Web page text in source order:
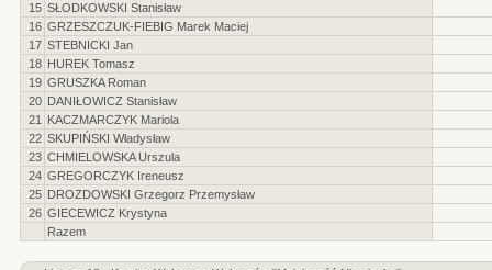
15 SŁODKOWSKI Stanisław
16 GRZESZCZUK-FIEBIG Marek Maciej
17 STEBNICKI Jan
18 HUREK Tomasz
19 GRUSZKA Roman
20 DANIŁOWICZ Stanisław
21
KACZMARCZYK Mariola
22 SKUPIŃSKI Władysław
23 CHMIELOWSKA Urszula
24 GREGORCZYK Ireneusz
25 DROZDOWSKI Grzegorz Przemysław
26 GIECEWICZ Krystyna
Razem